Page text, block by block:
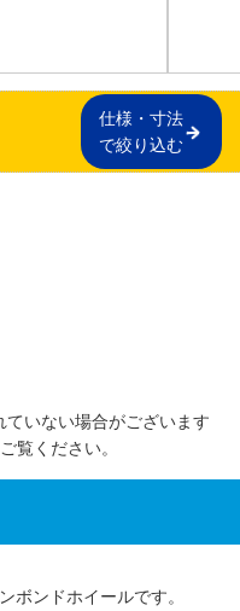
仕様・寸法
で絞り込む
いない場合がございます
覧ください。
ボンドホイールです。